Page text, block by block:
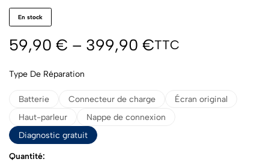
En stock
59,90 € – 399,90 €TTC
Type De Réparation
Batterie Connecteur de charge
Écran original
Haut-parleur
Nappe de connexion
Diagnostic gratuit
Quantité: